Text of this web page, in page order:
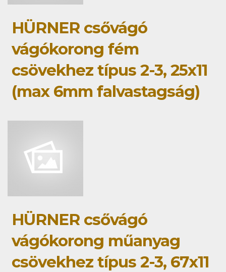
HÜRNER csővágó
vágókorong fém
csövekhez típus 2-3, 25x11
(max 6mm falvastagság)
HÜRNER csővágó
vágókorong műanyag
csövekhez típus 2-3, 67x11